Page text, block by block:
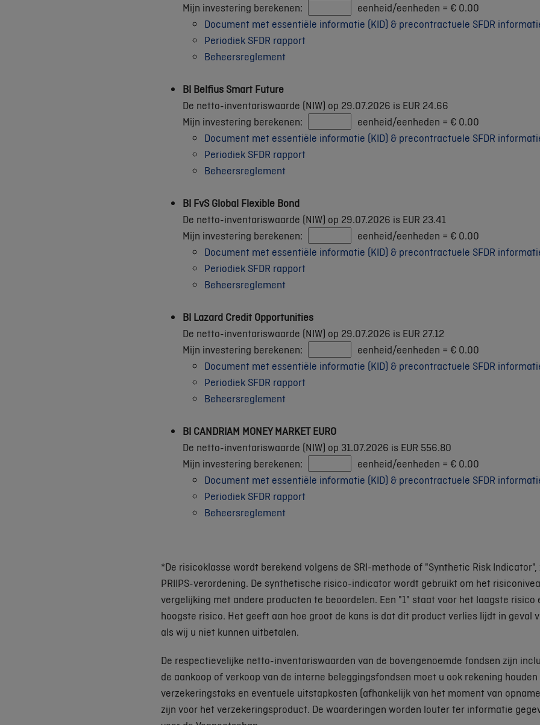
Mijn investering berekenen:
eenheid/eenheden = € 0.00
Document met essentiële informatie (KID) & precontractuele SFDR
Periodiek SFDR rapport
Beheersreglement
BI Belfius Smart Future
De netto-inventariswaarde (NIW) op 29.07.2026 is EUR 24.66
Mijn investering berekenen:
eenheid/eenheden = € 0.00
Document met essentiële informatie (KID) & precontractuele SFDR
Periodiek SFDR rapport
Beheersreglement
BI FvS Global Flexible Bond
De netto-inventariswaarde (NIW) op 29.07.2026 is EUR 23.41
Mijn investering berekenen:
eenheid/eenheden = € 0.00
Document met essentiële informatie (KID) & precontractuele SFDR
Periodiek SFDR rapport
Beheersreglement
BI Lazard Credit Opportunities
De netto-inventariswaarde (NIW) op 29.07.2026 is EUR 27.12
Mijn investering berekenen:
eenheid/eenheden = € 0.00
Document met essentiële informatie (KID) & precontractuele SFDR
Periodiek SFDR rapport
Beheersreglement
BI CANDRIAM MONEY MARKET EURO
De netto-inventariswaarde (NIW) op 31.07.2026 is EUR 556.80
Mijn investering berekenen:
eenheid/eenheden = € 0.00
Document met essentiële informatie (KID) & precontractuele SFDR
Periodiek SFDR rapport
Beheersreglement
*De risicoklasse wordt berekend volgens de SRI-methode of "Synthetic Risk
PRIIPS-verordening. De synthetische risico-indicator wordt gebruikt om het
vergelijking met andere producten te beoordelen. Een "1" staat voor het laagste risico
hoogste risico. Het geeft aan hoe groot de kans is dat dit product verlies lijdt in geval
als wij u niet kunnen uitbetalen.
De respectievelijke netto-inventariswaarden van de bovengenoemde fondsen zijn
de aankoop of verkoop van de interne beleggingsfondsen moet u ook rekening
verzekeringstaks en eventuele uitstapkosten (afhankelijk van het moment van
zijn voor het verzekeringsproduct. De waarderingen worden louter ter informatie